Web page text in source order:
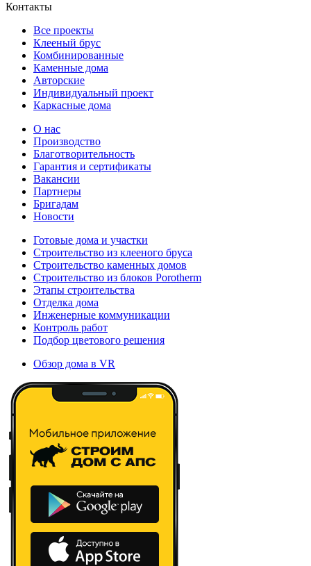
Контакты
Все проекты
Клееный брус
Комбинированные
Каменные дома
Авторские
Индивидуальный проект
Каркасные дома
О нас
Производство
Благотворительность
Гарантия и сертификаты
Вакансии
Партнеры
Бригадам
Новости
Готовые дома и участки
Строительство из клееного бруса
Строительство каменных домов
Строительство из блоков Porotherm
Этапы строительства
Отделка дома
Инженерные коммуникации
Контроль работ
Подбор цветового решения
Обзор дома в VR